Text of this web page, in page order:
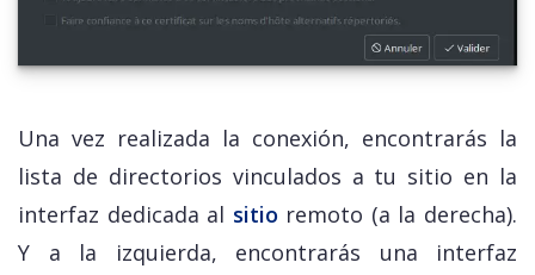
Una vez realizada la conexión, encontrarás la
lista de directorios vinculados a tu sitio en la
interfaz dedicada al sitio remoto (a la derecha).
Y a la izquierda, encontrarás una interfaz